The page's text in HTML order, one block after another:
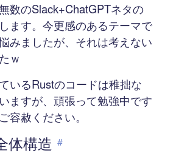
数のSlack+ChatGPTネタの
ます。今更感のあるテーマで
みましたが、それは考えない
ｗ
いるRustのコードは稚拙な
ますが、頑張って勉強中です
容赦ください。
体構造 #